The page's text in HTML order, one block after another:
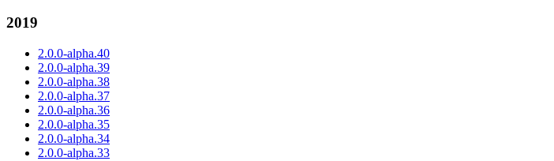
2019
2.0.0-alpha.40
2.0.0-alpha.39
2.0.0-alpha.38
2.0.0-alpha.37
2.0.0-alpha.36
2.0.0-alpha.35
2.0.0-alpha.34
2.0.0-alpha.33